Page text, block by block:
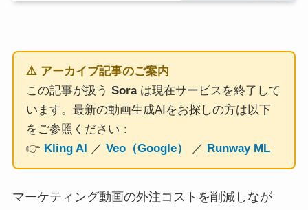
⚠️ アーカイブ記事のご案内
この記事が扱う Soraは現在サービスを終了して
います。最新の動画生成AIをお探しの方は以下
をご参照ください：
👉 Kling AI ／ Veo（Google） ／ Runway ML
マーケティング動画の外注コストを削減しなが